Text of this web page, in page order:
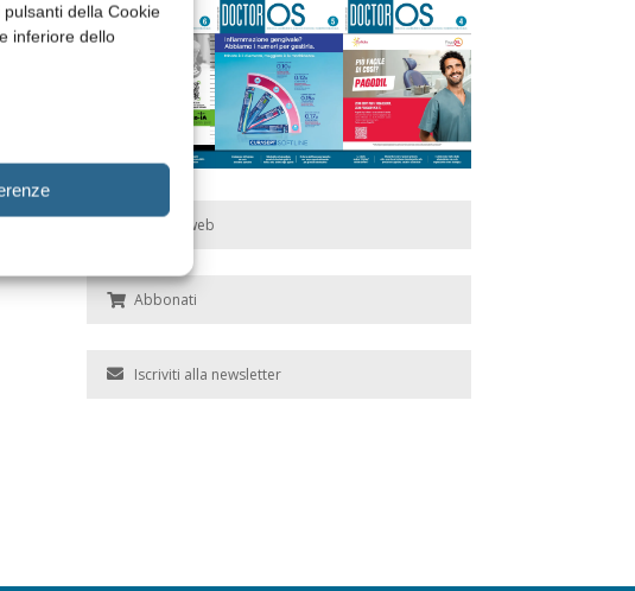
della Cookie
inferiore dello
Edicola web
Abbonati
Iscriviti alla newsletter